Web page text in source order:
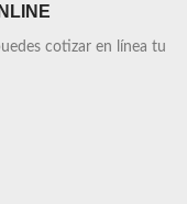
cotizar en línea tu